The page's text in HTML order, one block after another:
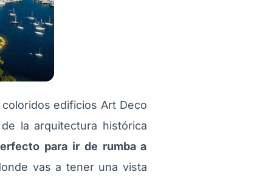
edificios Art Deco
la arquitectura histórica
para ir de rumba a
vas a tener una vista